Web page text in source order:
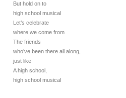
But hold on to
high school musical
Let’s celebrate
where we come from
The friends
who’ve been there all along,
just like
A high school,
high school musical